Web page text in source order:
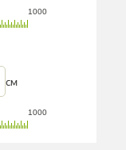
1000
см
1000